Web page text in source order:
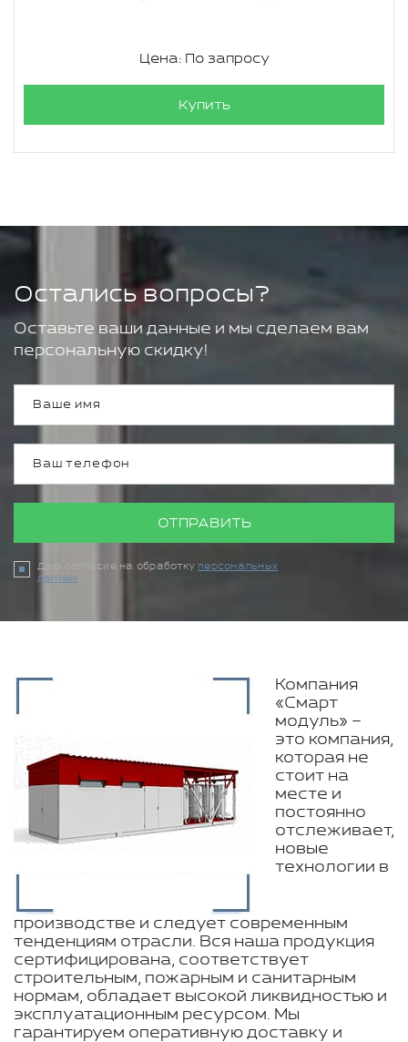
Цена: По запросу
Купить
Остались вопросы?
Оставьте ваши данные и мы сделаем вам
персональную скидку!
ОТПРАВИТЬ
Даю согласие на обработку персональных
данных
Компания
«Смарт
модуль» –
это компания,
которая не
стоит на
месте и
постоянно
отслеживает,
новые
технологии в
производстве и следует современным
тенденциям отрасли. Вся наша продукция
сертифицирована, соответствует
строительным, пожарным и санитарным
нормам, обладает высокой ликвидностью и
эксплуатационным ресурсом. Мы
гарантируем оперативную доставку и